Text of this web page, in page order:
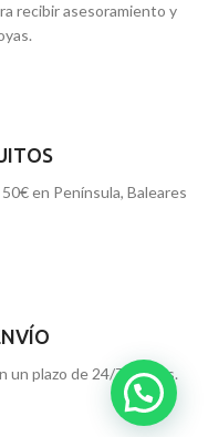
recibir asesoramiento y
en Península, Baleares
un plazo de 24/72 horas.